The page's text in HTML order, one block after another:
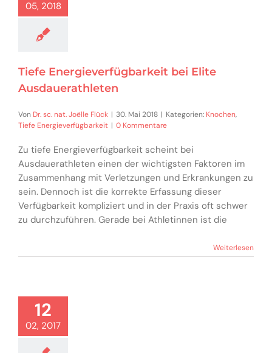
05, 2018
Tiefe Energieverfügbarkeit bei Elite
Ausdauerathleten
Von Dr. sc. nat. Joëlle Flück | 30. Mai 2018 | Kategorien: Knochen,
Tiefe Energieverfügbarkeit | 0 Kommentare
Zu tiefe Energieverfügbarkeit scheint bei
Ausdauerathleten einen der wichtigsten Faktoren im
Zusammenhang mit Verletzungen und Erkrankungen zu
sein. Dennoch ist die korrekte Erfassung dieser
Verfügbarkeit kompliziert und in der Praxis oft schwer
zu durchzuführen. Gerade bei Athletinnen ist die
Weiterlesen
12
02, 2017